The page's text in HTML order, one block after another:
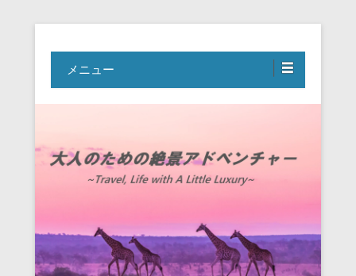
大人のための絶景アドベンチャー
メニュー